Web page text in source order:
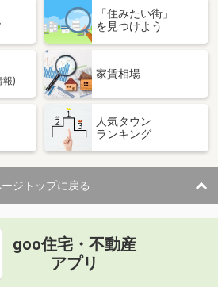
「住みたい街」
を見つけよう
報)
家賃相場
人気タウン
ランキング
ジトップに戻る
goo住宅・不動産
アプリ